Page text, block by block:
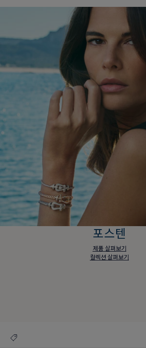
포스텐
제품 살펴보기
컬렉션 살펴보기